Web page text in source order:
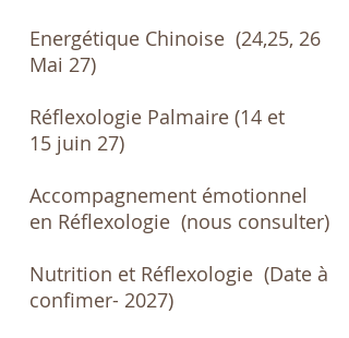
Energétique Chinoise (24,25, 26
Mai 27)
Réflexologie Palmaire (14 et
15 juin 27)
Accompagnement émotionnel
en Réflexologie (nous consulter)
Nutrition et Réflexologie (Date à
confimer- 2027)